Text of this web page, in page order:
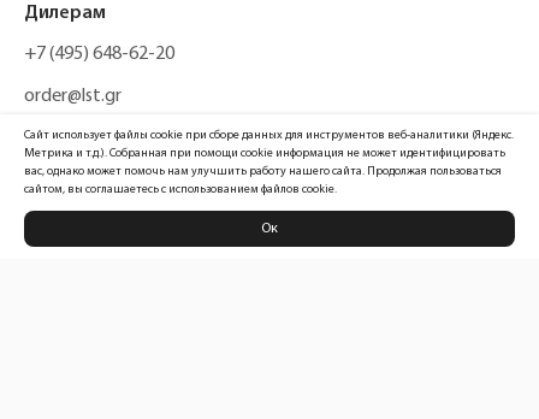
Дилерам
+7 (495) 648-62-20
order@lst.gr
Политика конфиденциальности
Сайт использует файлы cookie при сборе данных для инструментов веб-аналитики (Яндекс.
Метрика и т.д.). Собранная при помощи cookie информация не может идентифицировать
вас, однако может помочь нам улучшить работу нашего сайта. Продолжая пользоваться
сайтом, вы соглашаетесь с использованием файлов cookie.
Ок